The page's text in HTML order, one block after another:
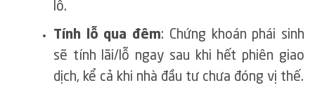
lỗ.
Tính lỗ qua đêm: Chứng khoán phái sinh
sẽ tính lãi/lỗ ngay sau khi hết phiên giao
dịch, kể cả khi nhà đầu tư chưa đóng vị thế.